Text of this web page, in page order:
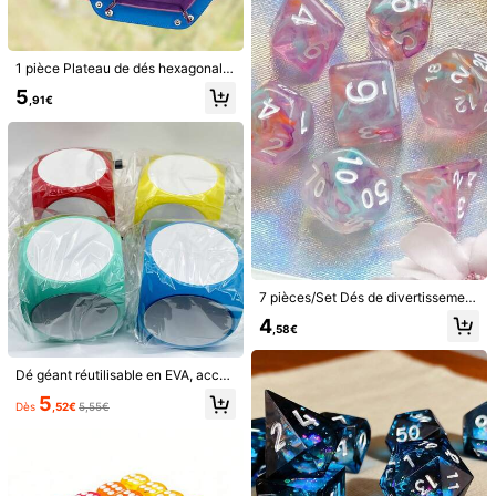
Paiements sécurisés · Protection de la vie privée
Vendu par le vendeur professionnel : GEM DICE et expédié par
Informations et obligations du vendeur
Pour signaler ce vendeur et/ou ce produit
Détails Du Produit
Matériel:
Voir plus
Informations de sécurité et contacts
5,00 Voir plus
3***3 Couleur: Multicolore / Taille: rouge
Kocky á pekneť ké
Utile(0)
GEM DICE
1 pièce Plateau de dés hexagonal pliable de 12 couleurs, jeu de table pliable en PU, boîte de rangement, accessoire de plateau de dés de jeu de société, Tour de dés
5 ,91€
Dé géant réutilisable en EVA, accessoire de jeu interactif/décoration de fête/outil éducatif pour la classe, effaçable et réinscriptible, idéal pour améliorer les compétences en mathématiques et en anglais. Convient pour les jeux éducatifs, les activités en classe, les jeux de fête, les soirées en famille, le team building et les événements en extérieur. Ce dé amusant peut parfaitement créer l'ambiance pour les jeux de fête, en faisant le meilleur cadeau de fête et un choix idéal à offrir à des amis et à la famille.
Dès 5 ,52€5,55€
7 pièces/Set Dés de divertissement multicolores, Set de dés à plusieurs faces, Dés de puzzle de jeu de plateau
4 ,58€